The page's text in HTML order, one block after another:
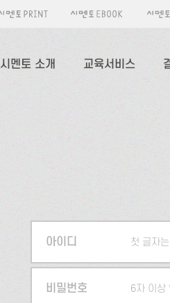
시멘토 소개 교육서비스
아이디 첫 글자
5자 이상
비밀번호 6자 이상